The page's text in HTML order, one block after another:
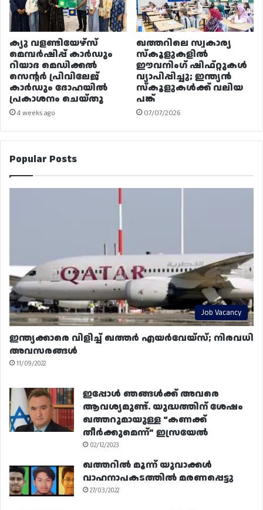
ക്യു വളണ്ടിയേഴ്‌സ്
മെമ്പർഷിപ്പ് കാർഡും
റിയാദ മെഡിക്കൽ
സെന്റർ പ്രിവിലേജ്
കാർഡും ദോഹയിൽ
പ്രകാശനം ചെയ്തു
4 weeks ago
ഖത്തറിലെ സ്വകാര്യ
സ്കൂളുകളിൽ
ഈവനിംഗ് ഷിഫ്റ്റുകൾ
വ്യാപിപ്പിച്ചു; ഇന്ത്യൻ
സ്കൂളുകൾക്ക് വലിയ
പങ്ക്
07/07/2026
Popular Posts
Job Vacancy
ഇന്ത്യക്കാരെ വിളിച്ച് ഖത്തർ എയർവേയ്‌സ്; നിരവധി
അവസരങ്ങൾ
11/09/2022
ഇപ്പോൾ ഞങ്ങൾക്ക് അവരെ
ആവശ്യമുണ്ട്. യുദ്ധത്തിന് ശേഷം
ഖത്തറുമായുള്ള “കണക്ക്
തീർക്കുമെന്ന്” ഇസ്രയേൽ
02/12/2023
ഖത്തറിൽ മൂന്ന് യുവാക്കൾ
വാഹനാപകടത്തിൽ മരണപ്പെട്ടു
27/03/2022